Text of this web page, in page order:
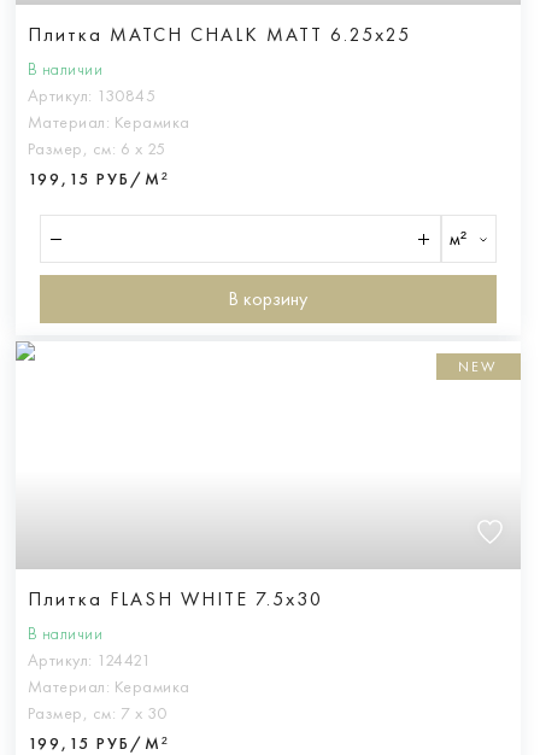
Плитка MATCH CHALK MATT 6.25x25
В наличии
Артикул: 130845
Материал: Керамика
Размер, см: 6 х 25
199,15 РУБ/М²
м²
В корзину
NEW
Плитка FLASH WHITE 7.5x30
В наличии
Артикул: 124421
Материал: Керамика
Размер, см: 7 х 30
199,15 РУБ/М²